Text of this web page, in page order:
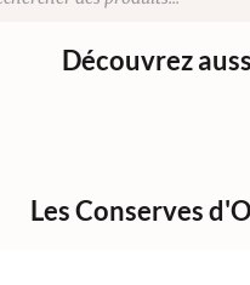
Découvrez
Les Conserves